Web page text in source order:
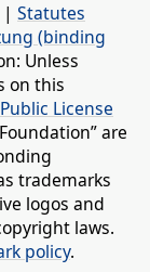
| Statutes
(binding
Unless
on this
License
are
trademarks
logos and
laws.
policy.